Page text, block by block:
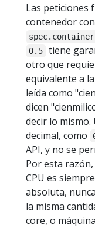
Las peticiones
contenedor con
0.5
tiene
otro que
equivalente a
leída como
dicen
decir lo
decimal, como
API, y no se
Por esta
CPU es
absoluta,
la misma
core, o